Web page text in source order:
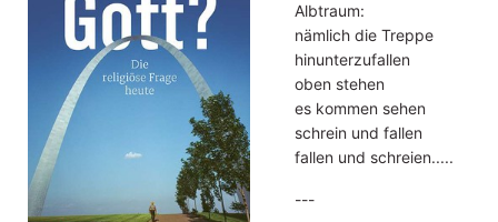
Albtraum:
nämlich die Treppe
hinunterzufallen
oben stehen
es kommen sehen
schrein und fallen
fallen und schreien.....
---